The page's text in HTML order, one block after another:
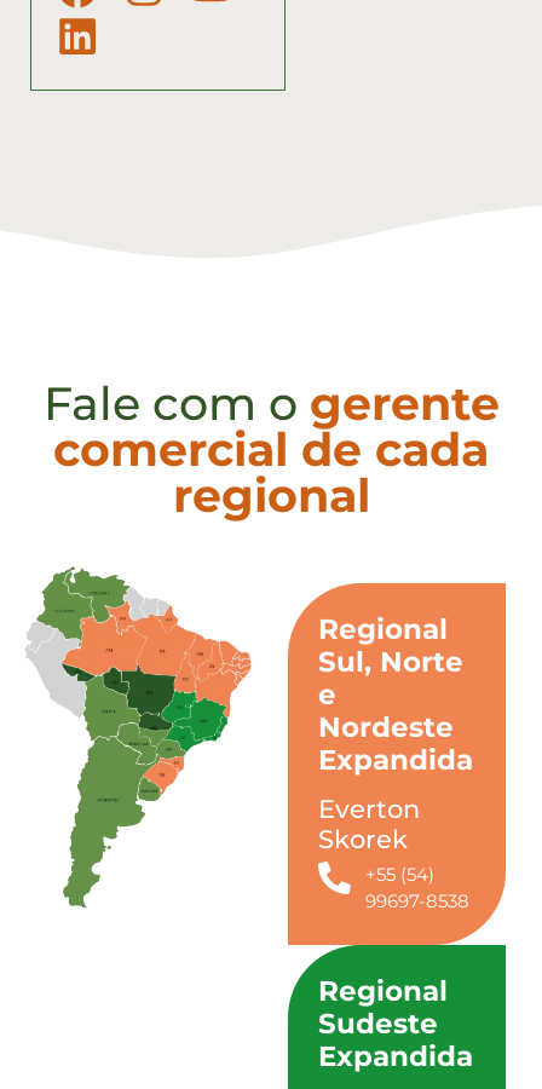
Fale com o gerente
comercial de cada
regional
Regional
Sul, Norte
e
Nordeste
Expandida
Everton
Skorek
+55 (54)
99697-8538
Regional
Sudeste
Expandida